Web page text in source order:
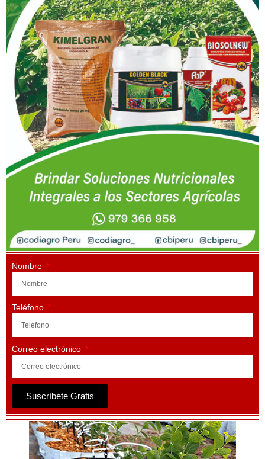
Nombre
Teléfono
Correo electrónico
Suscríbete Gratis